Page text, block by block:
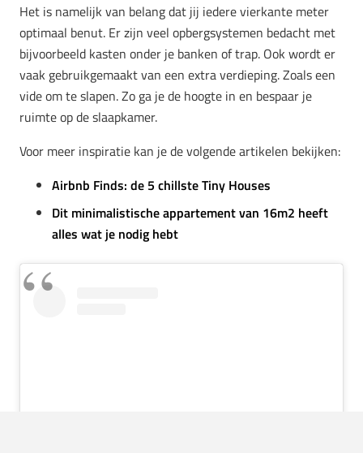
Het is namelijk van belang dat jij iedere vierkante meter
optimaal benut. Er zijn veel opbergsystemen bedacht met
bijvoorbeeld kasten onder je banken of trap. Ook wordt er
vaak gebruikgemaakt van een extra verdieping. Zoals een
vide om te slapen. Zo ga je de hoogte in en bespaar je
ruimte op de slaapkamer.
Voor meer inspiratie kan je de volgende artikelen bekijken:
Airbnb Finds: de 5 chillste Tiny Houses
Dit minimalistische appartement van 16m2 heeft
alles wat je nodig hebt